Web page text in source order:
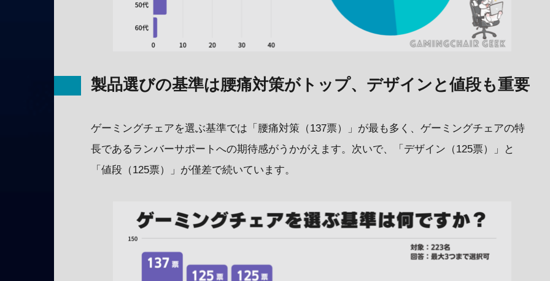
製品選びの基準は腰痛対策がトップ、デザインと値段も重要
ゲーミングチェアを選ぶ基準では「腰痛対策（137票）」が最も多く、ゲーミングチェアの特
長であるランバーサポートへの期待感がうかがえます。次いで、「デザイン（125票）」と
「値段（125票）」が僅差で続いています。